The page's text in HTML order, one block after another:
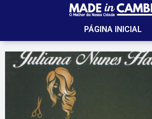
PÁGINA INICIAL